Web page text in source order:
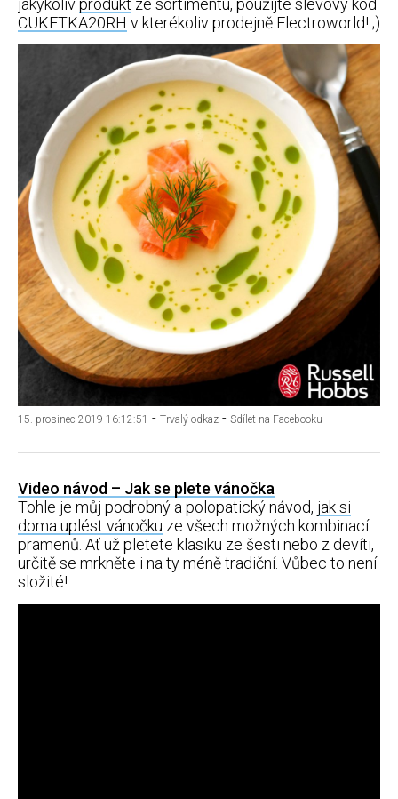
CUKETKA20RH v kterékoliv prodejně Electroworld! ;)
15. prosinec 2019 16:12:51 - Trvalý odkaz - Sdílet na Facebooku
Video návod – Jak se plete vánočka
Tohle je můj podrobný a polopatický návod, jak si
doma uplést vánočku ze všech možných kombinací
pramenů. Ať už pletete klasiku ze šesti nebo z devíti,
určitě se mrkněte i na ty méně tradiční. Vůbec to není
složité!